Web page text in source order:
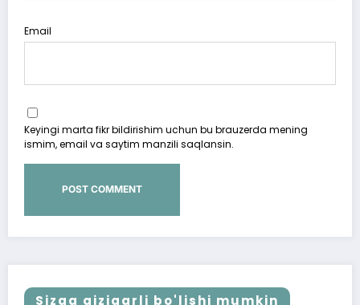
Email
Keyingi marta fikr bildirishim uchun bu brauzerda mening
ismim, email va saytim manzili saqlansin.
Sizga qiziqarli bo'lishi mumkin